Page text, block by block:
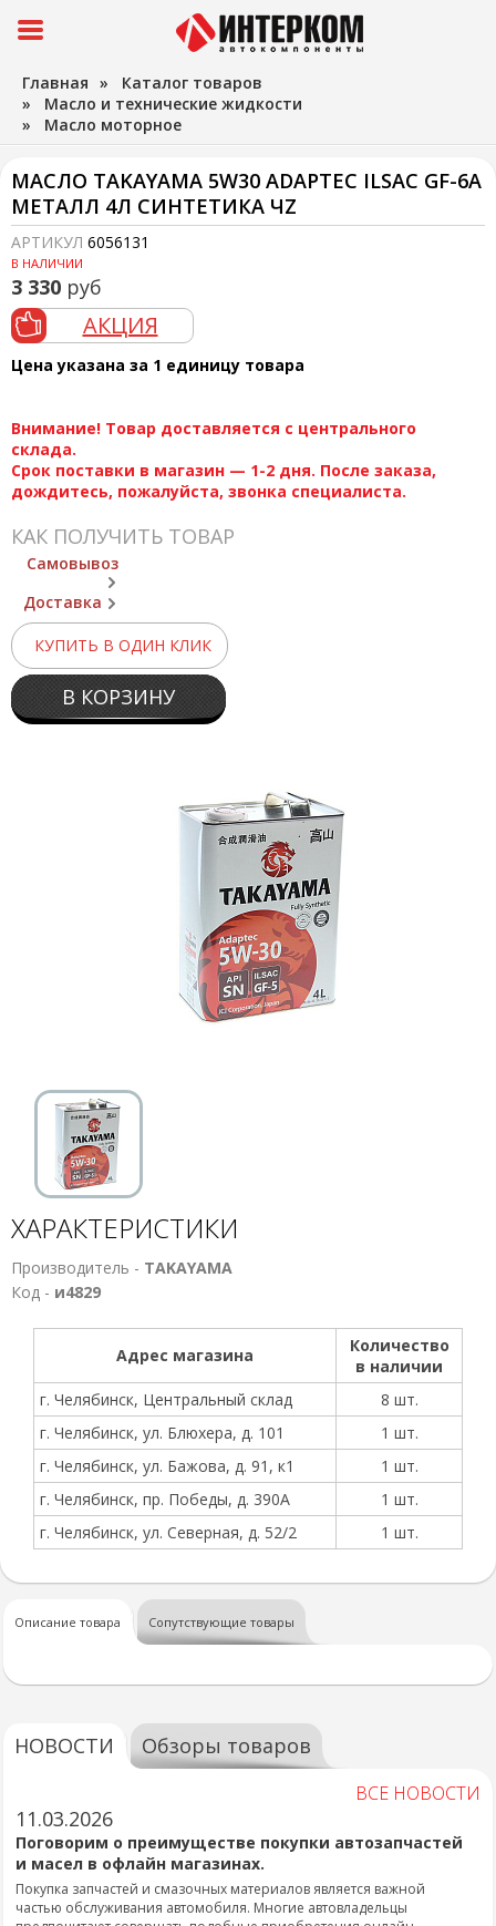
Главная » Каталог товаров
» Масло и технические жидкости
» Масло моторное
МАСЛО TAKAYAMA 5W30 ADAPTEC ILSAC GF-6A
МЕТАЛЛ 4Л СИНТЕТИКА ЧZ
АРТИКУЛ 6056131
В НАЛИЧИИ
3 330 руб
АКЦИЯ
Цена указана за 1 единицу товара
Внимание! Товар доставляется с центрального
склада.
Срок поставки в магазин — 1-2 дня. После заказа,
дождитесь, пожалуйста, звонка специалиста.
КАК ПОЛУЧИТЬ ТОВАР
Самовывоз
Доставка
КУПИТЬ В ОДИН КЛИК
В КОРЗИНУ
ХАРАКТЕРИСТИКИ
Производитель - TAKAYAMA
Код - и4829
Адрес магазина
Количество
в наличии
г. Челябинск, Центральный склад
8 шт.
г. Челябинск, ул. Блюхера, д. 101
1 шт.
г. Челябинск, ул. Бажова, д. 91, к1
1 шт.
г. Челябинск, пр. Победы, д. 390А
1 шт.
г. Челябинск, ул. Северная, д. 52/2
1 шт.
Описание товара Сопутствующие товары
НОВОСТИ Обзоры товаров
ВСЕ НОВОСТИ
11.03.2026
Поговорим о преимуществе покупки автозапчастей
и масел в офлайн магазинах.
Покупка запчастей и смазочных материалов является важной
частью обслуживания автомобиля. Многие автовладельцы